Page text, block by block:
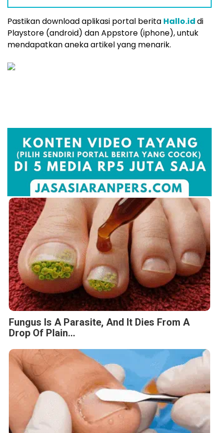
Pastikan download aplikasi portal berita Hallo.iddi
Playstore (android) dan Appstore (iphone), untuk
mendapatkan aneka artikel yang menarik.
Fungus Is A Parasite, And It Dies From A
Drop Of Plain...